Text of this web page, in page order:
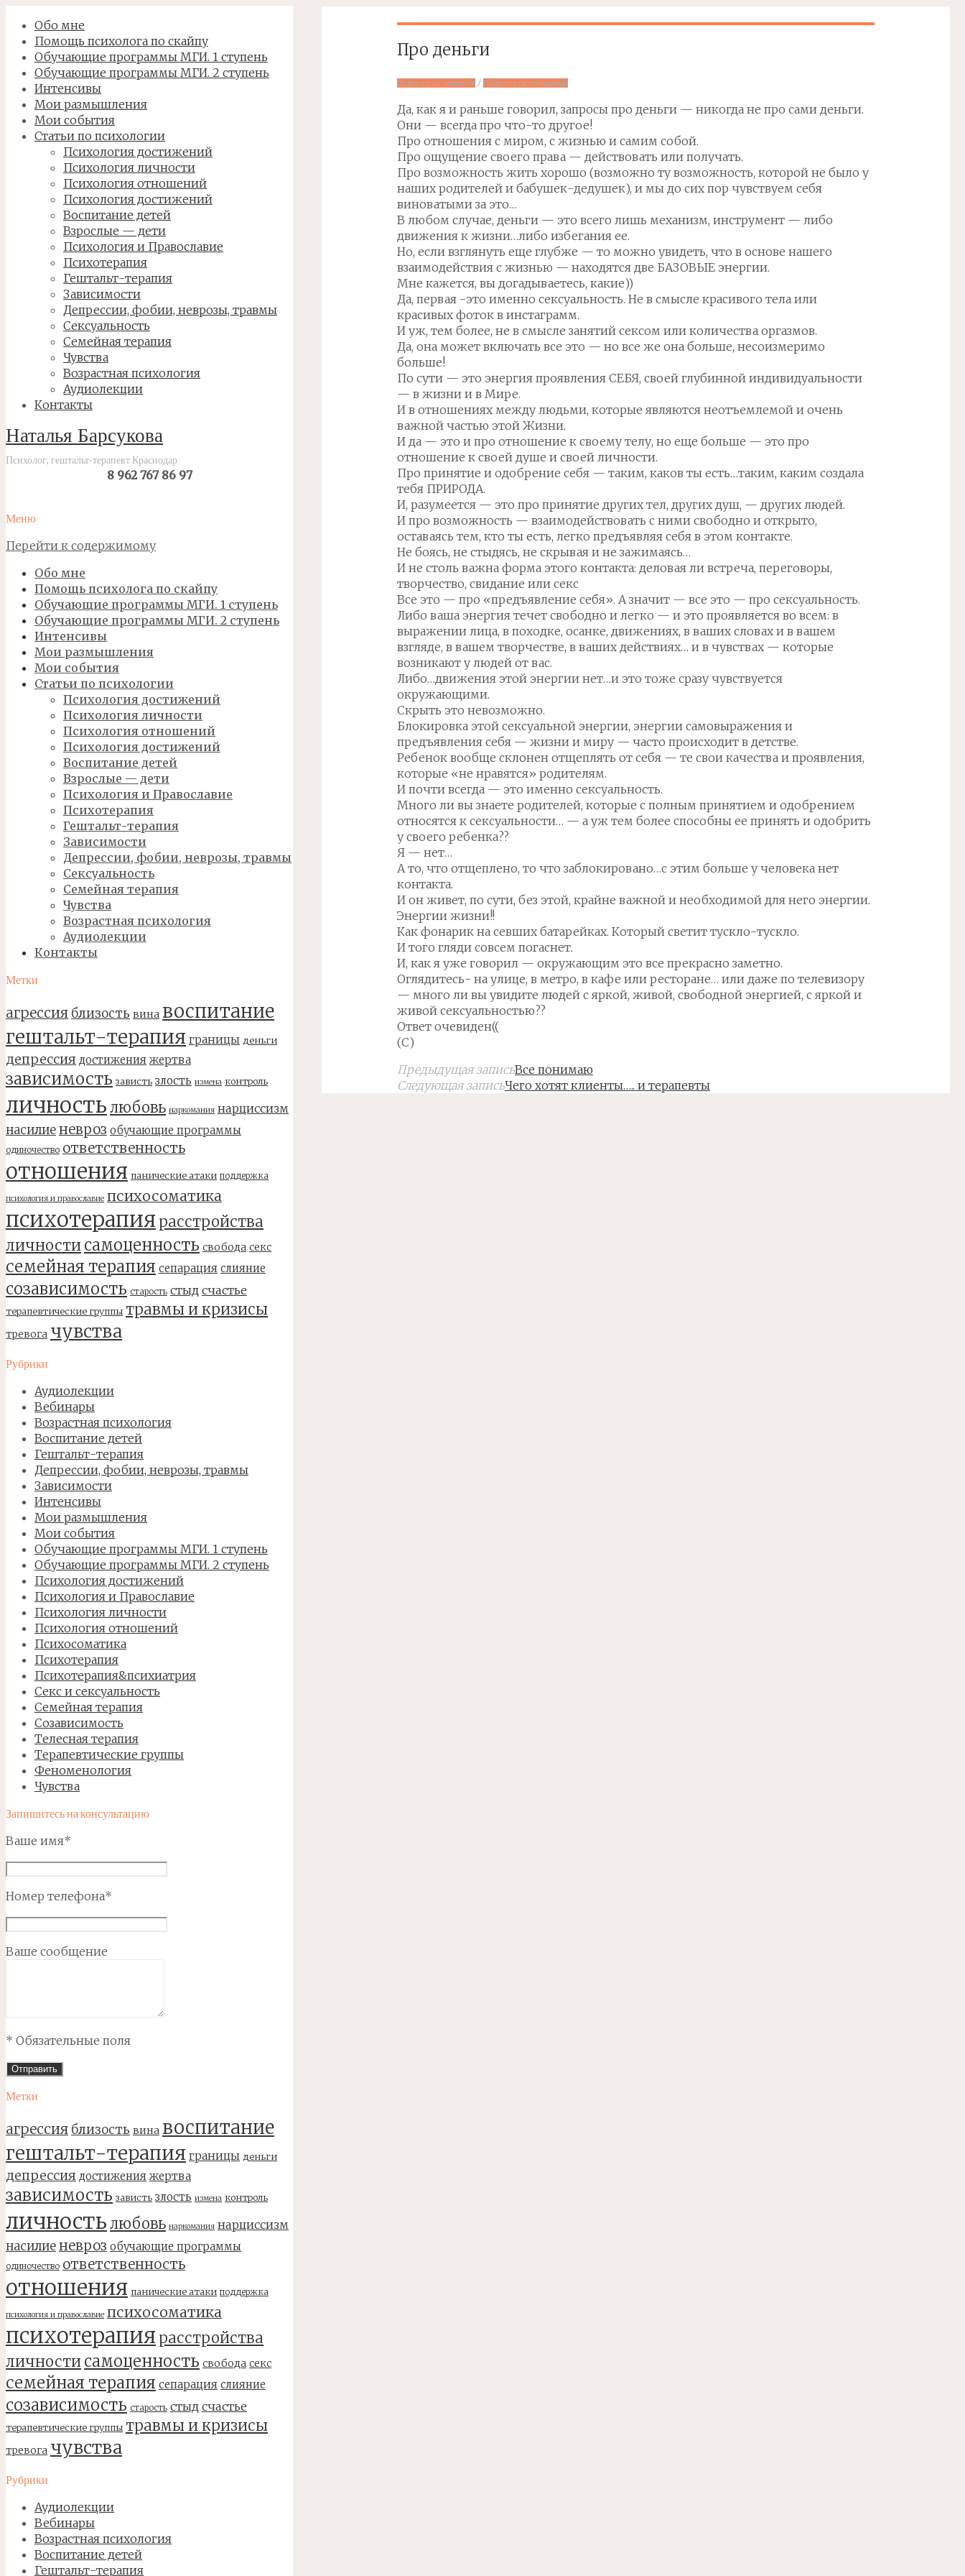
Обо мне
Помощь психолога по скайпу
Обучающие программы МГИ. 1 ступень
Обучающие программы МГИ. 2 ступень
Интенсивы
Мои размышления
Мои события
Статьи по психологии
Психология достижений
Психология личности
Психология отношений
Психология достижений
Воспитание детей
Взрослые — дети
Психология и Православие
Психотерапия
Гештальт-терапия
Зависимости
Депрессии, фобии, неврозы, травмы
Сексуальность
Семейная терапия
Чувства
Возрастная психология
Аудиолекции
Контакты
Наталья Барсукова
Психолог, гештальт-терапевт Краснодар
8 962 767 86 97
Меню
Перейти к содержимому
Обо мне
Помощь психолога по скайпу
Обучающие программы МГИ. 1 ступень
Обучающие программы МГИ. 2 ступень
Интенсивы
Мои размышления
Мои события
Статьи по психологии
Психология достижений
Психология личности
Психология отношений
Психология достижений
Воспитание детей
Взрослые — дети
Психология и Православие
Психотерапия
Гештальт-терапия
Зависимости
Депрессии, фобии, неврозы, травмы
Сексуальность
Семейная терапия
Чувства
Возрастная психология
Аудиолекции
Контакты
Метки
агрессия близость вина воспитание
гештальт-терапия границы деньги
депрессия достижения жертва
зависимость зависть злость измена контроль
личностьлюбовь наркомания нарциссизм
насилиеневроз обучающие программы
одиночество ответственность
отношения панические атаки поддержка
психология и православие психосоматика
психотерапия расстройства
личности самоценность свобода секс
семейная терапия сепарация слияние
созависимость старость стыд счастье
терапевтические группы травмы и кризисы
тревога чувства
Рубрики
Аудиолекции
Вебинары
Возрастная психология
Воспитание детей
Гештальт-терапия
Депрессии, фобии, неврозы, травмы
Зависимости
Интенсивы
Мои размышления
Мои события
Обучающие программы МГИ. 1 ступень
Обучающие программы МГИ. 2 ступень
Психология достижений
Психология и Православие
Психология личности
Психология отношений
Психосоматика
Психотерапия
Психотерапия&психиатрия
Секс и сексуальность
Семейная терапия
Созависимость
Телесная терапия
Терапевтические группы
Феноменология
Чувства
Запишитесь на консультацию
Ваше имя*
Номер телефона*
Ваше сообщение
* Обязательные поля
Метки
агрессия близость вина воспитание
гештальт-терапия границы деньги
депрессия достижения жертва
зависимость зависть злость измена контроль
личностьлюбовь наркомания нарциссизм
насилиеневроз обучающие программы
одиночество ответственность
отношения панические атаки поддержка
психология и православие психосоматика
психотерапия расстройства
личности самоценность свобода секс
семейная терапия сепарация слияние
созависимость старость стыд счастье
терапевтические группы травмы и кризисы
тревога чувства
Рубрики
Аудиолекции
Вебинары
Возрастная психология
Воспитание детей
Гештальт-терапия
Про деньги
Психология личности/ Психология отношений
Да, как я и раньше говорил, запросы про деньги — никогда не про сами деньги.
Они — всегда про что-то другое!
Про отношения с миром, с жизнью и самим собой.
Про ощущение своего права — действовать или получать.
Про возможность жить хорошо (возможно ту возможность, которой не было у
наших родителей и бабушек-дедушек), и мы до сих пор чувствуем себя
виноватыми за это…
В любом случае, деньги — это всего лишь механизм, инструмент — либо
движения к жизни…либо избегания ее.
Но, если взглянуть еще глубже — то можно увидеть, что в основе нашего
взаимодействия с жизнью — находятся две БАЗОВЫЕ энергии.
Мне кажется, вы догадываетесь, какие))
Да, первая -это именно сексуальность. Не в смысле красивого тела или
красивых фоток в инстаграмм.
И уж, тем более, не в смысле занятий сексом или количества оргазмов.
Да, она может включать все это — но все же она больше, несоизмеримо
больше!
По сути — это энергия проявления СЕБЯ, своей глубинной индивидуальности
— в жизни и в Мире.
И в отношениях между людьми, которые являются неотъемлемой и очень
важной частью этой Жизни.
И да — это и про отношение к своему телу, но еще больше — это про
отношение к своей душе и своей личности.
Про принятие и одобрение себя — таким, каков ты есть…таким, каким создала
тебя ПРИРОДА.
И, разумеется — это про принятие других тел, других душ, — других людей.
И про возможность — взаимодействовать с ними свободно и открыто,
оставаясь тем, кто ты есть, легко предъявляя себя в этом контакте.
Не боясь, не стыдясь, не скрывая и не зажимаясь…
И не столь важна форма этого контакта: деловая ли встреча, переговоры,
творчество, свидание или секс
Все это — про «предъявление себя». А значит — все это — про сексуальность.
Либо ваша энергия течет свободно и легко — и это проявляется во всем: в
выражении лица, в походке, осанке, движениях, в ваших словах и в вашем
взгляде, в вашем творчестве, в ваших действиях… и в чувствах — которые
возникают у людей от вас.
Либо…движения этой энергии нет…и это тоже сразу чувствуется
окружающими.
Скрыть это невозможно.
Блокировка этой сексуальной энергии, энергии самовыражения и
предъявления себя — жизни и миру — часто происходит в детстве.
Ребенок вообще склонен отщеплять от себя — те свои качества и проявления,
которые «не нравятся» родителям.
И почти всегда — это именно сексуальность.
Много ли вы знаете родителей, которые с полным принятием и одобрением
относятся к сексуальности… — а уж тем более способны ее принять и одобрить
у своего ребенка??
Я — нет…
А то, что отщеплено, то что заблокировано…с этим больше у человека нет
контакта.
И он живет, по сути, без этой, крайне важной и необходимой для него энергии.
Энергии жизни!!
Как фонарик на севших батарейках. Который светит тускло-тускло.
И того гляди совсем погаснет.
И, как я уже говорил — окружающим это все прекрасно заметно.
Оглядитесь- на улице, в метро, в кафе или ресторане… или даже по телевизору
— много ли вы увидите людей с яркой, живой, свободной энергией, с яркой и
живой сексуальностью??
Ответ очевиден((
(С)
Предыдущая записьВсе понимаю
Следующая записьЧего хотят клиенты….. и терапевты